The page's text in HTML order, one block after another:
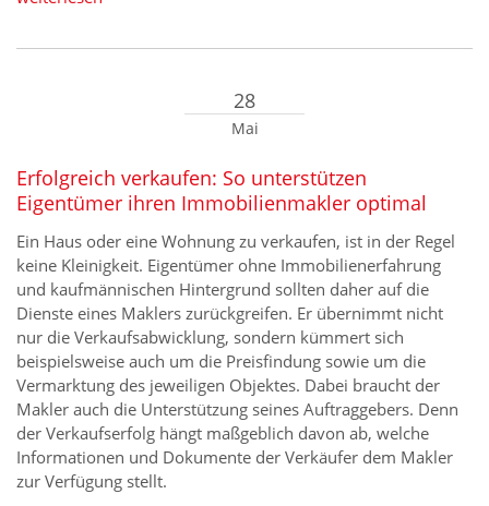
28
Mai
Erfolgreich verkaufen: So unterstützen
Eigentümer ihren Immobilienmakler optimal
Ein Haus oder eine Wohnung zu verkaufen, ist in der Regel
keine Kleinigkeit. Eigentümer ohne Immobilienerfahrung
und kaufmännischen Hintergrund sollten daher auf die
Dienste eines Maklers zurückgreifen. Er übernimmt nicht
nur die Verkaufsabwicklung, sondern kümmert sich
beispielsweise auch um die Preisfindung sowie um die
Vermarktung des jeweiligen Objektes. Dabei braucht der
Makler auch die Unterstützung seines Auftraggebers. Denn
der Verkaufserfolg hängt maßgeblich davon ab, welche
Informationen und Dokumente der Verkäufer dem Makler
zur Verfügung stellt.